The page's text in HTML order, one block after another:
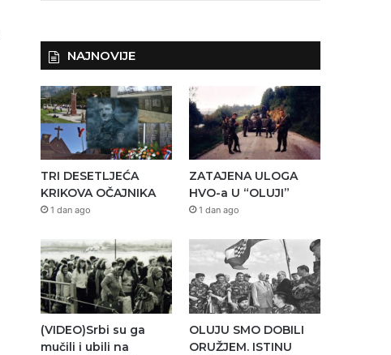
NAJNOVIJE
TRI DESETLJEĆA
KRIKOVA OČAJNIKA
1 dan ago
ZATAJENA ULOGA
HVO-a U “OLUJI”
1 dan ago
(VIDEO)Srbi su ga
mučili i ubili na
OLUJU SMO DOBILI
ORUŽJEM. ISTINU